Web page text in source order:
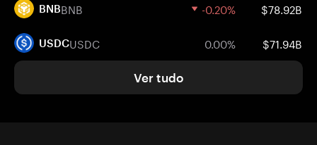
BNBBNB -0.20% $78.92B
USDCUSDC 0.00% $71.94B
Ver tudo